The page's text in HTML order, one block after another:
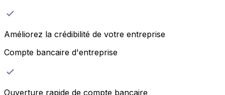
Améliorez la crédibilité de votre entreprise
Compte bancaire d'entreprise
Ouverture rapide de compte bancaire